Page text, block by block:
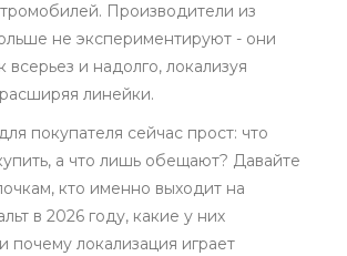
Производители из
не экспериментируют - они
всерьез и надолго, локализуя
линейки.
покупателя сейчас прост: что
а что лишь обещают? Давайте
кто именно выходит на
в 2026 году, какие у них
почему локализация играет